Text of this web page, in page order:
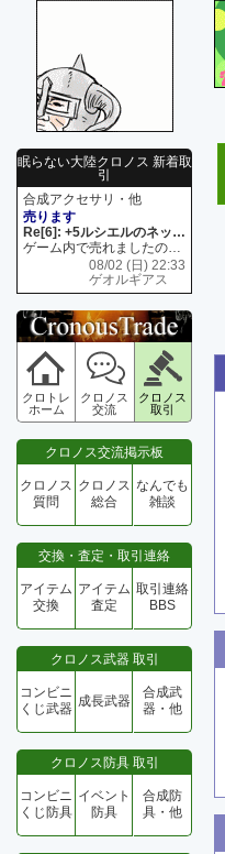
眠らない大陸クロノス 新着取
引
合成アクセサリ・他
売ります
Re[6]: +5ルシエルのネックレス
ゲーム内で売れましたので 在庫がネク1 リング4 となります リングのお値段は80G といたします
08/02 (日) 22:33
ゲオルギアス
クロトレ
ホーム
クロノス
交流
クロノス
取引
クロノス交流掲示板
クロノス
質問
クロノス
総合
なんでも
雑談
交換・査定・取引連絡
アイテム
交換
アイテム
査定
取引連絡
BBS
クロノス武器 取引
コンビニ
くじ武器 成長武器
合成武
器・他
クロノス防具 取引
コンビニ
くじ防具
イベント
防具
合成防
具・他